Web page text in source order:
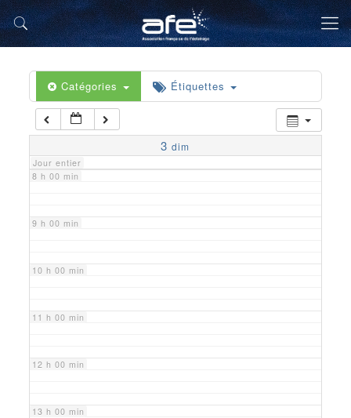
Catégories Étiquettes
3 dim
Jour entier
5 h 00 min
6 h 00 min
7 h 00 min
8 h 00 min
9 h 00 min
10 h 00 min
11 h 00 min
12 h 00 min
13 h 00 min